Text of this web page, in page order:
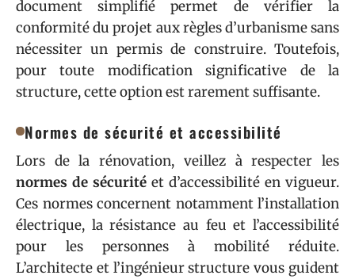
document simplifié permet de vérifier la
conformité du projet aux règles d’urbanisme sans
nécessiter un permis de construire. Toutefois,
pour toute modification significative de la
structure, cette option est rarement suffisante.
Normes de sécurité et accessibilité
Lors de la rénovation, veillez à respecter les
normes de sécurité et d’accessibilité en vigueur.
Ces normes concernent notamment l’installation
électrique, la résistance au feu et l’accessibilité
pour les personnes à mobilité réduite.
L’architecte et l’ingénieur structure vous guident